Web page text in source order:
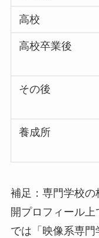
高校
高校卒業後
その後
養成所
補足：専門学校
開プロフィール
では「映像系専門